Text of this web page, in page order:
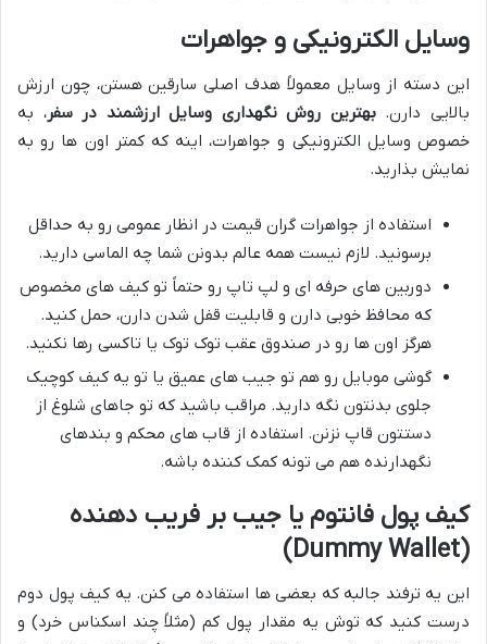
وسایل الکترونیکی و جواهرات
این دسته از وسایل معمولاً هدف اصلی سارقین هستن، چون ارزش
بالایی دارن.بهترین روش نگهداری وسایل ارزشمند در سفر، به
خصوص وسایل الکترونیکی و جواهرات، اینه که کمتر اون ها رو به
نمایش بذارید.
استفاده از جواهرات گران قیمت در انظار عمومی رو به حداقل
برسونید. لازم نیست همه عالم بدونن شما چه الماسی دارید.
دوربین های حرفه ای و لپ تاپ رو حتماً تو کیف های مخصوص
که محافظ خوبی دارن و قابلیت قفل شدن دارن، حمل کنید.
هرگز اون ها رو در صندوق عقب توک توک یا تاکسی رها نکنید.
گوشی موبایل رو هم تو جیب های عمیق یا تو یه کیف کوچیک
جلوی بدنتون نگه دارید. مراقب باشید که تو جاهای شلوغ از
دستتون قاپ نزنن. استفاده از قاب های محکم و بندهای
نگهدارنده هم می تونه کمک کننده باشه.
کیف پول فانتوم یا جیب بر فریب دهنده
(Dummy Wallet)
این یه ترفند جالبه که بعضی ها استفاده می کنن. یه کیف پول دوم
درست کنید که توش یه مقدار پول کم (مثلاً چند اسکناس خرد) و